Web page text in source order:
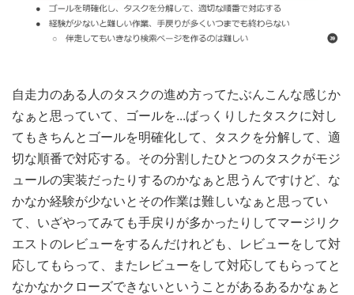
自走力のある人のタスクの進め方ってたぶんこんな感じか
なぁと思っていて、ゴールを...ばっくりしたタスクに対し
てもきちんとゴールを明確化して、タスクを分解して、適
切な順番で対応する。その分割したひとつのタスクがモジ
ュールの実装だったりするのかなぁと思うんですけど、な
かなか経験が少ないとその作業は難しいなぁと思ってい
て、いざやってみても手戻りが多かったりしてマージリク
エストのレビューをするんだけれども、レビューをして対
応してもらって、またレビューをして対応してもらってと
なかなかクローズできないということがあるあるかなぁと